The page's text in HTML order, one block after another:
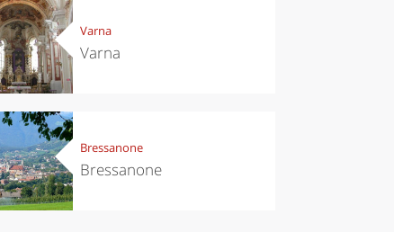
Varna
Varna
Bressanone
Bressanone